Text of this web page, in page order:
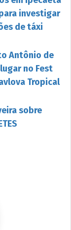
investigar
de táxi
Antônio de
no Fest
Tropical
sobre